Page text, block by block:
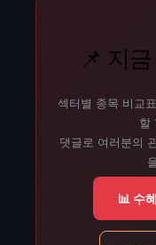
📌 지
섹터별 종목 비교
할
댓글로 여러분의
📊 수